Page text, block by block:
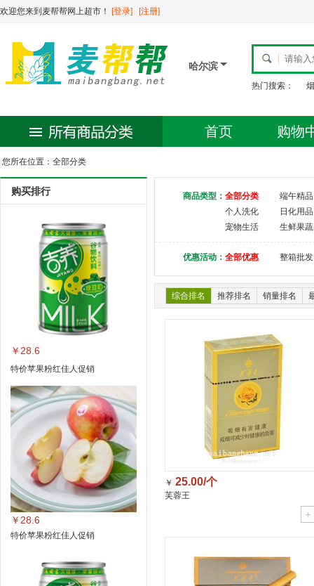
欢迎您来到麦帮帮网上超市！ [登录] [注册]
哈尔滨
热门搜索： 烟
首页 购物
您所在位置：全部分类
购买排行
￥28.6
特价苹果粉红佳人促销
￥28.6
特价苹果粉红佳人促销
商品类型： 全部分类
端午精品
个人洗化
日化用品
宠物生活
生鲜果蔬
优惠活动： 全部优惠 整箱批发
综合排名 推荐排名 销量排名
￥ 25.00/个
芙蓉王